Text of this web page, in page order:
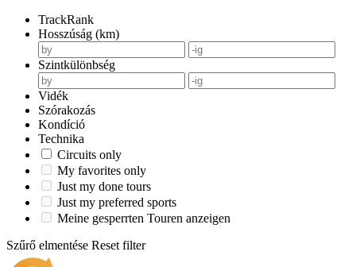
TrackRank
Hosszúság (km)
Szintkülönbség
Vidék
Szórakozás
Kondíció
Technika
Circuits only
My favorites only
Just my done tours
Just my preferred sports
Meine gesperrten Touren anzeigen
Szűrő elmentése Reset filter